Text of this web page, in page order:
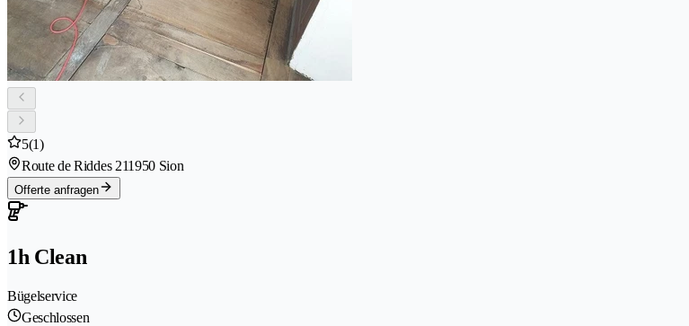
5(1)
Route de Riddes 211950 Sion
Offerte anfragen
1h Clean
Bügelservice
Geschlossen